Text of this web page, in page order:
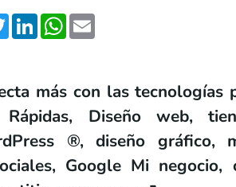
TwitterLinkedInWhatsApp
más con las tecnologías
Diseño web,
®, diseño gráfico,
Google Mi negocio,